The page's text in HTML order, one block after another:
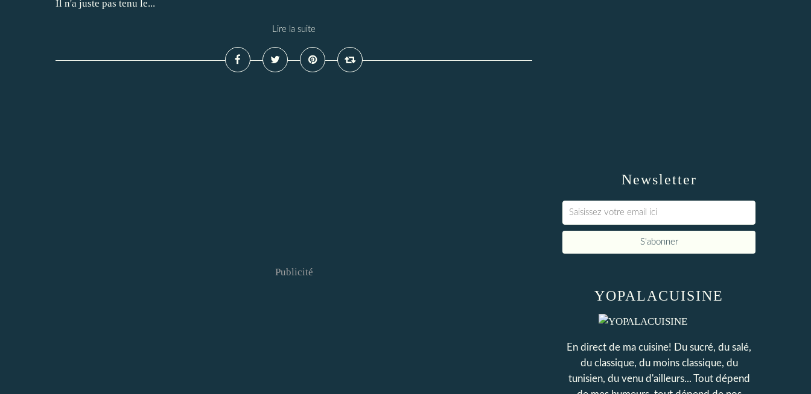
Il n'a juste pas tenu le...
Lire la suite
Publicité
Newsletter
YOPALACUISINE
En direct de ma cuisine! Du sucré, du salé,
du classique, du moins classique, du
tunisien, du venu d'ailleurs... Tout dépend